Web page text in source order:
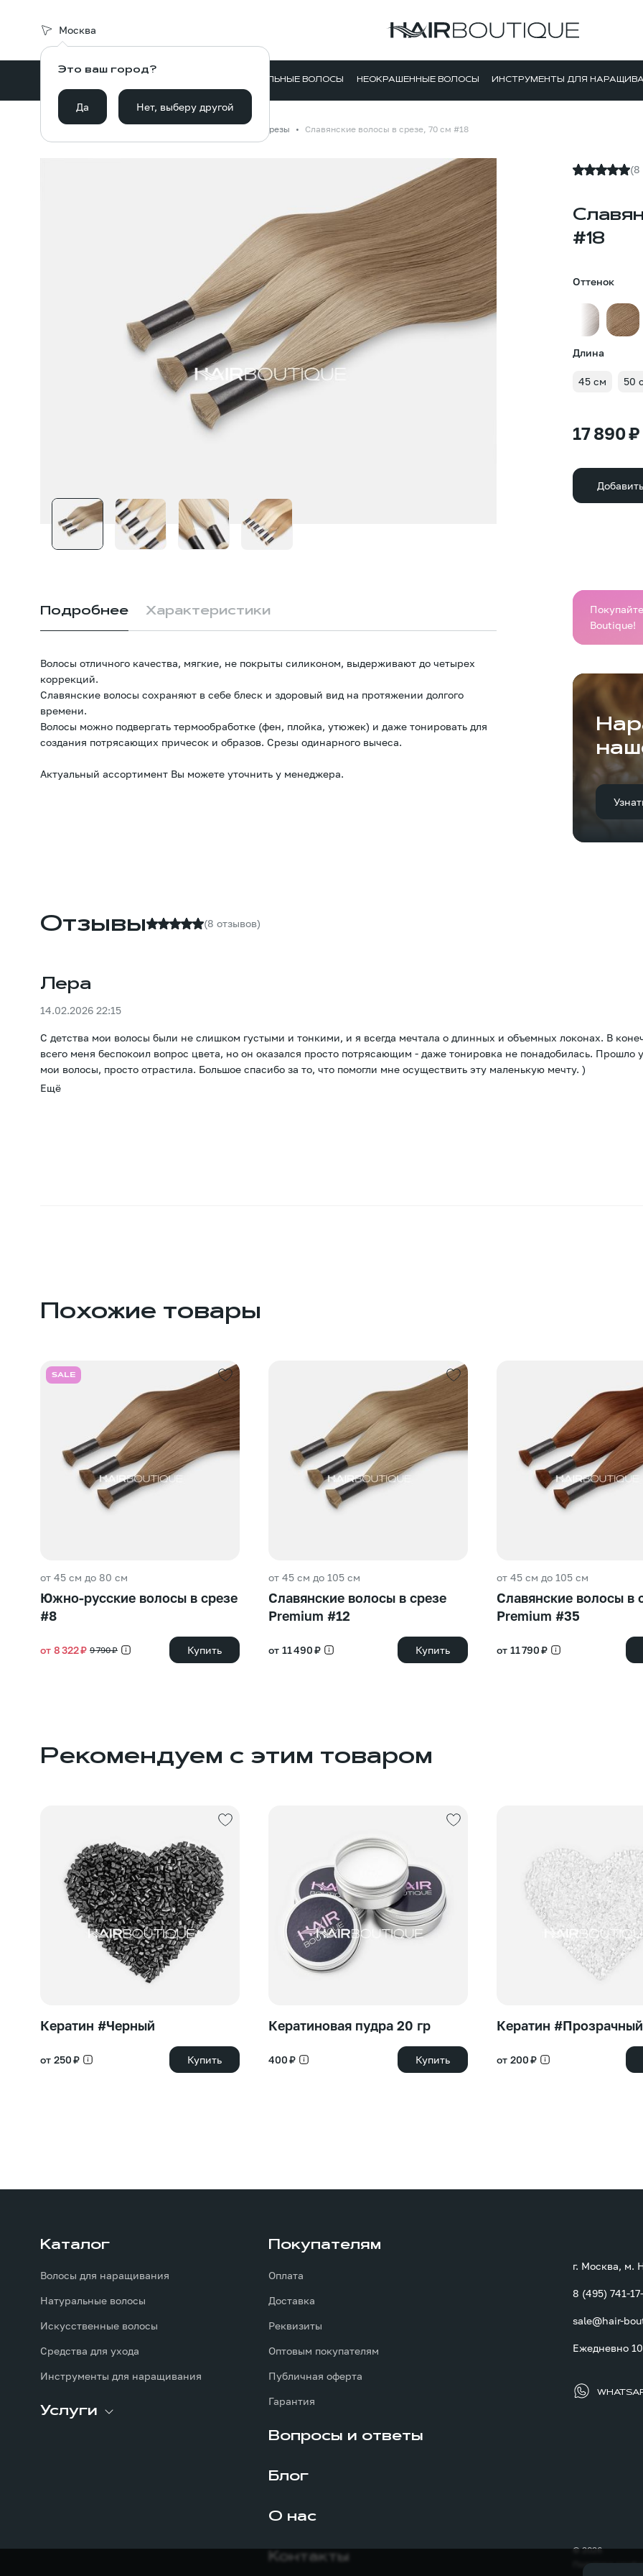
Москва
Это ваш город?
Да Нет, выберу другой
НАТУРАЛЬНЫЕ ВОЛОСЫ НЕОКРАШЕННЫЕ ВОЛОСЫ ИНСТРУМЕНТЫ ДЛЯ
Срезы Славянские волосы в срезе, 70 см #18
(8
#18
Оттенок
Длина
45 см 50
17 890 ₽
Подробнее Характеристики
Волосы отличного качества, мягкие, не покрыты силиконом, выдерживают до четырех
коррекций.
Славянские волосы сохраняют в себе блеск и здоровый вид на протяжении долгого
времени.
Волосы можно подвергать термообработке (фен, плойка, утюжек) и даже тонировать для
создания потрясающих причесок и образов. Срезы одинарного вычеса.
Актуальный ассортимент Вы можете уточнить у менеджера.
Boutique!
Отзывы (8 отзывов)
Лера
14.02.2026 22:15
С детства мои волосы были не слишком густыми и тонкими, и я всегда мечтала о длинных и объемных локонах. В
всего меня беспокоил вопрос цвета, но он оказался просто потрясающим - даже тонировка не понадобилась.
мои волосы, просто отрастила. Большое спасибо за то, что помогли мне осуществить эту маленькую мечту. )
Ещё
Похожие товары
SALE
от 45 см до 80 см
Южно-русские волосы в срезе
#8
от 8 322 ₽ 9 790 ₽ Купить
от 45 см до 105 см
Славянские волосы в срезе
Premium #12
от 11 490 ₽ Купить
от 45 см до 105 см
Славянские волосы в
Premium #35
от 11 790 ₽
Рекомендуем с этим товаром
Кератин #Черный
от 250 ₽ Купить
Кератиновая пудра 20 гр
400 ₽ Купить
Кератин #Прозрачный
от 200 ₽
Каталог
Волосы для наращивания
Натуральные волосы
Искусственные волосы
Средства для ухода
Инструменты для наращивания
Услуги
Покупателям
Оплата
Доставка
Реквизиты
Оптовым покупателям
Публичная оферта
Гарантия
Вопросы и ответы
Блог
О нас
Контакты
г. Москва, м.
8 (495) 741-
sale@hair-
Ежедневно
© 2026
Политика